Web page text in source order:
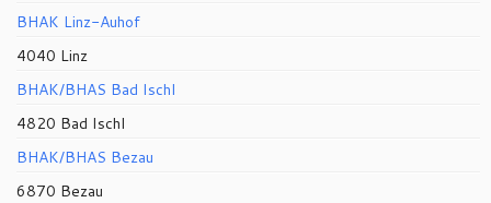
BHAK Linz-Auhof
4040 Linz
BHAK/BHAS Bad Ischl
4820 Bad Ischl
BHAK/BHAS Bezau
6870 Bezau